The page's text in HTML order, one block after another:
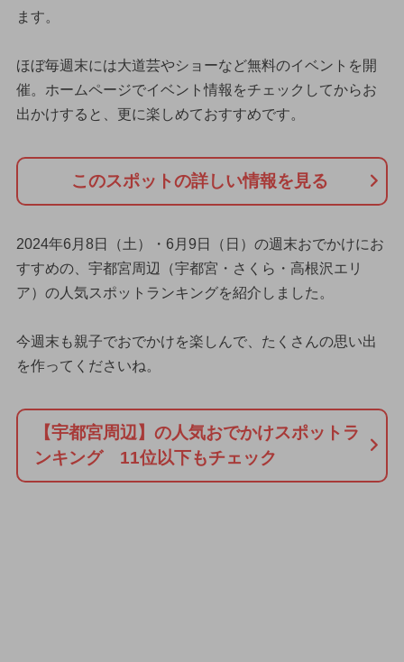
ます。
ほぼ毎週末には大道芸やショーなど無料のイベントを開
催。ホームページでイベント情報をチェックしてからお
出かけすると、更に楽しめておすすめです。
このスポットの詳しい情報を見る
2024年6月8日（土）・6月9日（日）の週末おでかけにお
すすめの、宇都宮周辺（宇都宮・さくら・高根沢エリ
ア）の人気スポットランキングを紹介しました。
今週末も親子でおでかけを楽しんで、たくさんの思い出
を作ってくださいね。
【宇都宮周辺】の人気おでかけスポットラ
ンキング 11位以下もチェック